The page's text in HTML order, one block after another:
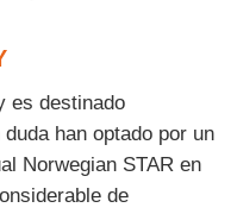
es destinado
duda han optado por un
Norwegian STAR en
de